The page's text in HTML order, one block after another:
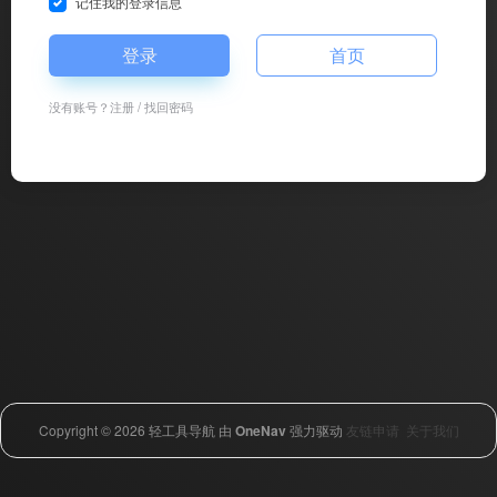
登录 首页
没有账号？注册/找回密码
Copyright © 2026 轻工具导航 由 OneNav强力驱动 友链申请 关于我们